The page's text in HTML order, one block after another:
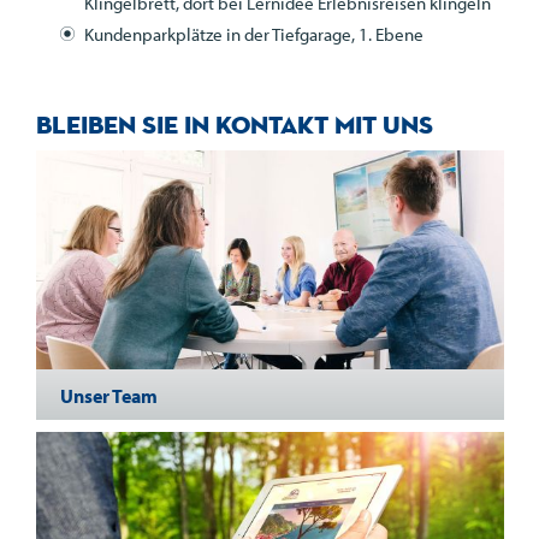
Kundenparkplätze in der Tiefgarage, 1. Ebene
Bleiben Sie in Kontakt mit uns
Unser Team